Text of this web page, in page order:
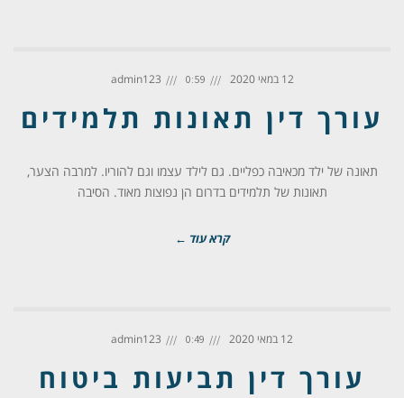
12 במאי 2020 0:59
admin123
עורך דין תאונות תלמידים
תאונה של ילד מכאיבה כפליים. גם לילד עצמו וגם להוריו. למרבה הצער,
תאונות של תלמידים בדרום הן נפוצות מאוד. הסיבה
קרא עוד ←
12 במאי 2020 0:49
admin123
עורך דין תביעות ביטוח